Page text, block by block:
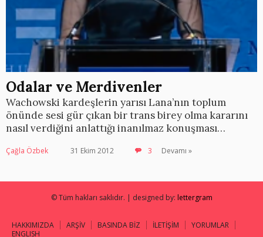
Odalar ve Merdivenler
Wachowski kardeşlerin yarısı Lana’nın toplum
önünde sesi gür çıkan bir trans birey olma kararını
nasıl verdiğini anlattığı inanılmaz konuşması…
Çağla Özbek 31 Ekim 2012 3 Devamı »
© Tüm hakları saklıdır. | designed by: lettergram
HAKKIMIZDA ARŞİV BASINDA BİZ İLETİŞİM
YORUMLAR
ENGLISH